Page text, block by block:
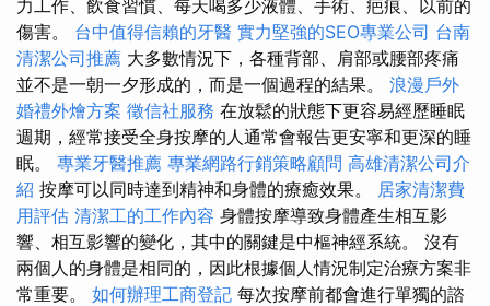
力工作、飲食習慣、每天喝多少液體、手術、疤痕、以前的
傷害。 台中值得信賴的牙醫 實力堅強的SEO專業公司 台南
清潔公司推薦 大多數情況下，各種背部、肩部或腰部疼痛
並不是一朝一夕形成的，而是一個過程的結果。 浪漫戶外
婚禮外燴方案 徵信社服務 在放鬆的狀態下更容易經歷睡眠
週期，經常接受全身按摩的人通常會報告更安寧和更深的睡
眠。 專業牙醫推薦 專業網路行銷策略顧問 高雄清潔公司介
紹 按摩可以同時達到精神和身體的療癒效果。 居家清潔費
用評估 清潔工的工作內容 身體按摩導致身體產生相互影
響、相互影響的變化，其中的關鍵是中樞神經系統。 沒有
兩個人的身體是相同的，因此根據個人情況制定治療方案非
常重要。 如何辦理工商登記 每次按摩前都會進行單獨的諮